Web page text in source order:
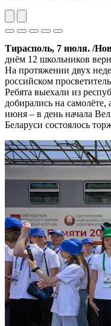
Previous
Next
Тирасполь, 7 июля. /
днём 12 школьников
На протяжении двух
российском
Ребята выехали из
добирались на самолёте,
июня – в день начала
Беларуси состоялось